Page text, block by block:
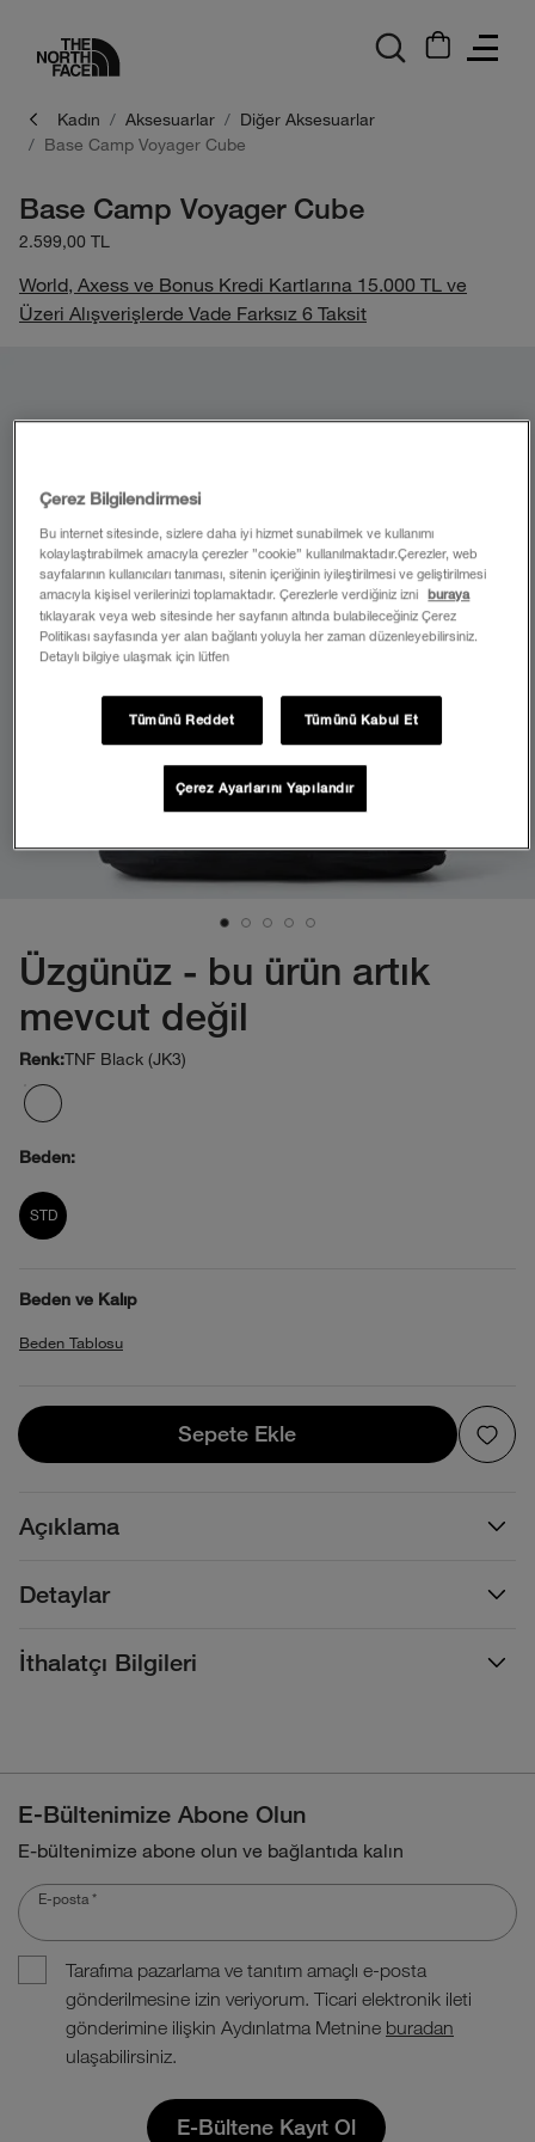
Kadın Aksesuarlar
Diğer Aksesuarlar
Base Camp Voyager Cube
Base Camp Voyager Cube
2.599,00 TL
World, Axess ve Bonus Kredi Kartlarına 15.000 TL ve
Üzeri Alışverişlerde Vade Farksız 6 Taksit
Üzgünüz - bu ürün artık
mevcut değil
Renk:TNF Black (JK3)
Beden:
STD
Beden ve Kalıp
Beden Tablosu
Sepete Ekle
Sepete Ekle
Açıklama
Detaylar
İthalatçı Bilgileri
E-Bültenimize Abone Olun
E-bültenimize abone olun ve bağlantıda kalın
E-posta *
Tarafıma pazarlama ve tanıtım amaçlı e-posta
gönderilmesine izin veriyorum. Ticari elektronik ileti
gönderimine ilişkin Aydınlatma Metnine buradan
ulaşabilirsiniz.
E-Bültene Kayıt Ol
Çerez Bilgilendirmesi
Bu internet sitesinde, sizlere daha iyi hizmet sunabilmek ve kullanımı
kolaylaştırabilmek amacıyla çerezler ”cookie” kullanılmaktadır.Çerezler, web
sayfalarının kullanıcıları tanıması, sitenin içeriğinin iyileştirilmesi ve geliştirilmesi
amacıyla kişisel verilerinizi toplamaktadır. Çerezlerle verdiğiniz izni
buraya
tıklayarak veya web sitesinde her sayfanın altında bulabileceğiniz Çerez
Politikası sayfasında yer alan bağlantı yoluyla her zaman düzenleyebilirsiniz.
Detaylı bilgiye ulaşmak için lütfen
Tümünü Reddet Tümünü Kabul Et
Çerez Ayarlarını Yapılandır